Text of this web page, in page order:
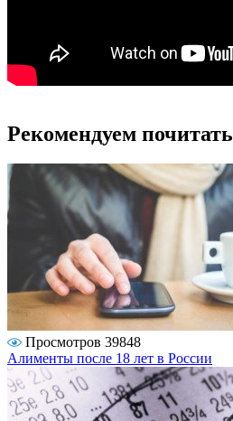
Рекомендуем почитать
Просмотров 39848
Алименты после 18 лет в России